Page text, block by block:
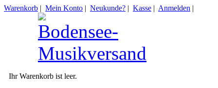
Warenkorb | Mein Konto | Neukunde? | Kasse | Anmelden |
Ihr Warenkorb ist leer.